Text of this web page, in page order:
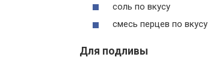
соль по вкусу
смесь перцев по вкусу
Для подливы